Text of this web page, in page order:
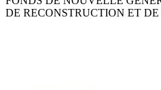
DE RECONSTRUCTION ET